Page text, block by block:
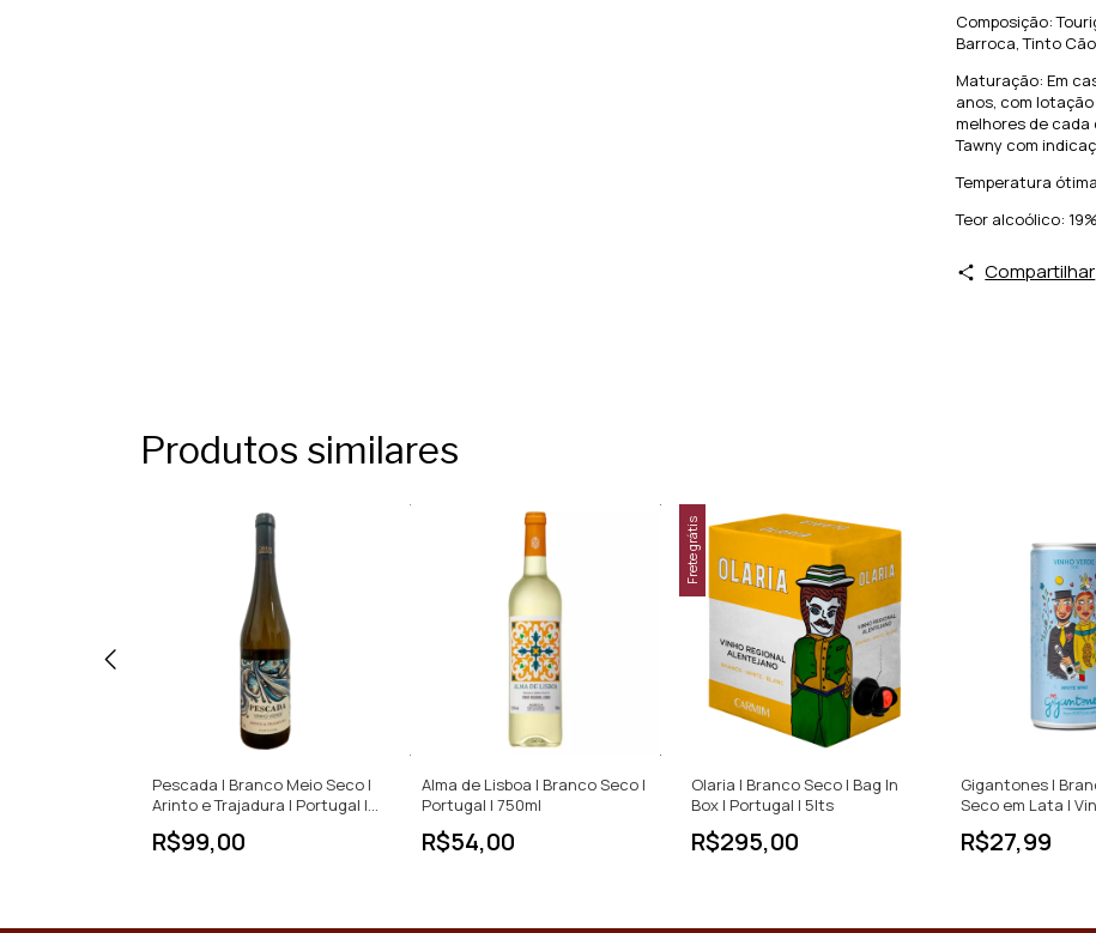
Composição:
Barroca, Tinto
Maturação: Em
anos, com
melhores de cada
Tawny com
Temperatura
Teor alcoólico:
Compartilhar
Produtos similares
Pescada | Branco Meio Seco |
Arinto e Trajadura | Portugal |
750ml
R$99,00
Alma de Lisboa | Branco Seco |
Portugal | 750ml
R$54,00
Frete grátis
Olaria | Branco Seco | Bag In
Box | Portugal | 5lts
R$295,00
Gigantones |
Seco em Lata |
Portugal | 250ml
R$27,99